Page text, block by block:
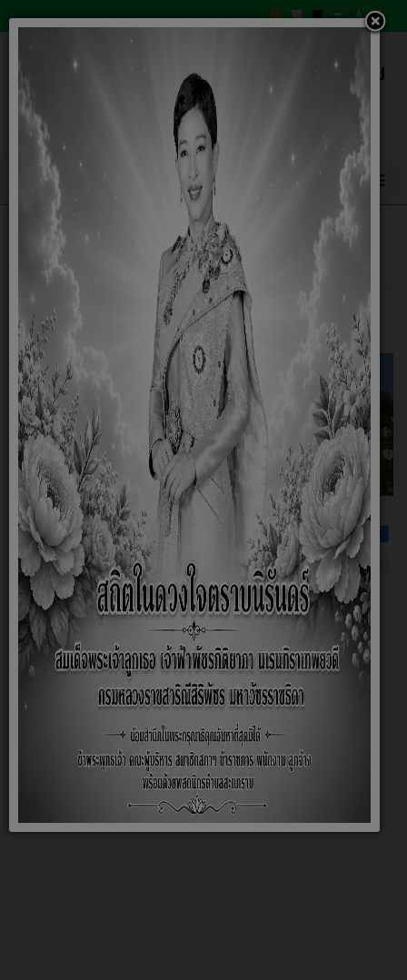
Social Network2
18 มีนาคม 2564
พบปะ พูดคุย ทักทาย ถามตอบ กับพวกเราได้ที่
เฟสบุ๊ค แฟนเพจ อบต.สะแกราบ นะคะ